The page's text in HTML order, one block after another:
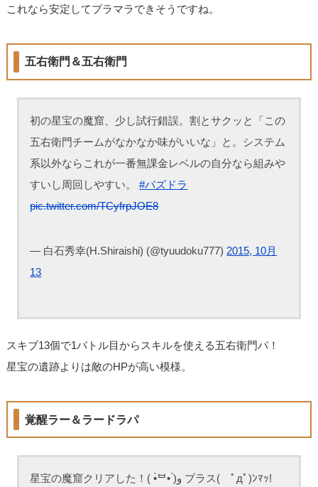
これなら安定してプラマラできそうですね。
五右衛門＆五右衛門
初の星宝の魔窟、少し試行錯誤。割とサクッと「この
五右衛門チームがなかなか味がいいな」と。システム
系以外ならこれが一番無課金レベルの自分なら組みや
すいし周回しやすい。#パズドラ
pic.twitter.com/TCyfrpJOE8
— 白石秀幸(H.Shiraishi) (@tyuudoku777) 2015, 10月
13
スキブ13個で1バトル目からスキルを使える五右衛門パ！
星宝の遺跡よりは敵のHPが高い模様。
覚醒ラー＆ラードラパ
星宝の魔窟クリアした！( •̀ᄇ• ́)ﻭ プラス( ﾟдﾟ)ﾝﾏｯ!